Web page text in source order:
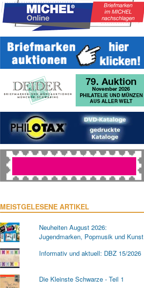
MEISTGELESENE ARTIKEL
Neuheiten August 2026:
Jugendmarken, Popmusik und Kunst
Informativ und aktuell: DBZ 15/2026
Die Kleinste Schwarze - Teil 1